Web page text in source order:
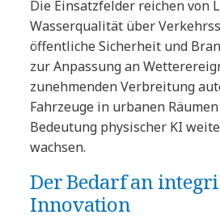
Die Einsatzfelder reichen von
Wasserqualität über
öffentliche Sicherheit und
zur Anpassung an
zunehmenden Verbreitung
Fahrzeuge in urbanen
Bedeutung physischer KI
wachsen.
Der Bedarf an
Innovation